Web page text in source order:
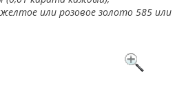
или розовое золото 585 или